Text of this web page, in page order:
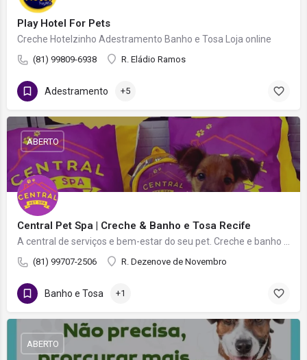
Play Hotel For Pets
Creche Hotelzinho Adestramento Banho e Tosa Loja online
(81) 99809-6938 R. Eládio Ramos
Adestramento +5
Central Pet Spa | Creche & Banho e Tosa Recife
(81) 99707-2506 R. Dezenove de Novembro
ABERTO
Banho e Tosa +1
ABERTO